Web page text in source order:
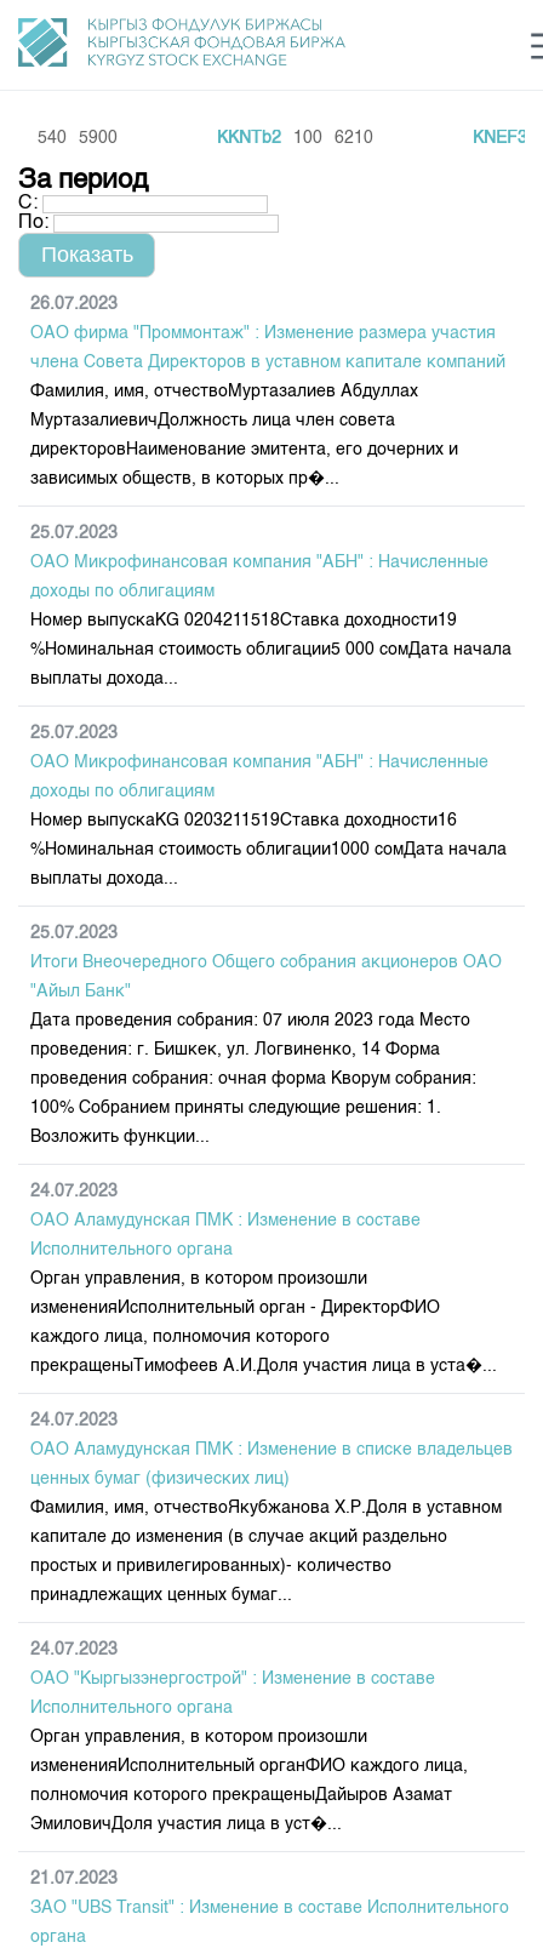
Финансовый рынок KG
О нас
Общая информация
Акционеры
Руководство
Внутренний аудитор
Наши партнеры
Cтратегия развития
Корпоративные документы
Контакты
Направления
Товарно-сырьевой сектор
Листинг
Центр раскрытия информации
Тарифы
Аналитика
Финансовый рынок KG
Пресс-клуб
25 лет ЗАО КФБ
Нормативная база
Биржевая деятельность
Депозитарная деятельность
Статистика торгов
Итоги последних торгов
Архив торгов
Индекс и Капитализация
Котировки по ЦБ
Котировки по драг. металлам
Расписание аукционов по ГЦБ
Результаты аукционов ГЦБ
Объем ГЦБ в обращении
Результаты аукционов по депозитам
Учебный центр
Общая информация
План работы на год
540 5900 KKNTb2 100 6210 KNEF3
За период
С:
По:
26.07.2023
ОАО фирма "Проммонтаж" : Изменение размера участия
члена Совета Директоров в уставном капитале компаний
Фамилия, имя, отчествоМуртазалиев Абдуллах
МуртазалиевичДолжность лица член совета
директоровНаименование эмитента, его дочерних и
зависимых обществ, в которых пр�...
25.07.2023
ОАО Микрофинансовая компания "АБН" : Начисленные
доходы по облигациям
Номер выпускаКG 0204211518Ставка доходности19
%Номинальная стоимость облигации5 000 сомДата начала
выплаты дохода...
25.07.2023
ОАО Микрофинансовая компания "АБН" : Начисленные
доходы по облигациям
Номер выпускаКG 0203211519Ставка доходности16
%Номинальная стоимость облигации1000 сомДата начала
выплаты дохода...
25.07.2023
Итоги Внеочередного Общего собрания акционеров ОАО
"Айыл Банк"
Дата проведения собрания: 07 июля 2023 года Место
проведения: г. Бишкек, ул. Логвиненко, 14 Форма
проведения собрания: очная форма Кворум собрания:
100% Собранием приняты следующие решения: 1.
Возложить функции...
24.07.2023
ОАО Аламудунская ПМК : Изменение в составе
Исполнительного органа
Орган управления, в котором произошли
измененияИсполнительный орган - ДиректорФИО
каждого лица, полномочия которого
прекращеныТимофеев А.И.Доля участия лица в уста�...
24.07.2023
ОАО Аламудунская ПМК : Изменение в списке владельцев
ценных бумаг (физических лиц)
Фамилия, имя, отчествоЯкубжанова Х.Р.Доля в уставном
капитале до изменения (в случае акций раздельно
простых и привилегированных)- количество
принадлежащих ценных бумаг...
24.07.2023
ОАО "Кыргызэнергострой" : Изменение в составе
Исполнительного органа
Орган управления, в котором произошли
измененияИсполнительный органФИО каждого лица,
полномочия которого прекращеныДайыров Азамат
ЭмиловичДоля участия лица в уст�...
21.07.2023
ЗАО "UBS Transit" : Изменение в составе Исполнительного
органа